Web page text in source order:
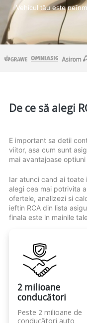
Vehicul tău este
De ce să alegi
E important sa detii
viitor, asa cum sunt
mai avantajoase
Iar atunci cand ai toate
alegi cea mai potrivita
ofertele, analizezi si
ieftin RCA din lista
finala este in mainile
2 milioane
conducători
Peste 2 milioane de
conducători auto